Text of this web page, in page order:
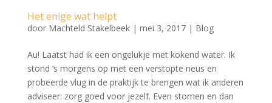
Het enige wat helpt
door Machteld Stakelbeek| mei 3, 2017| Blog
Au! Laatst had ik een ongelukje met kokend water. Ik
stond ‘s morgens op met een verstopte neus en
probeerde vlug in de praktijk te brengen wat ik anderen
adviseer: zorg goed voor jezelf. Even stomen en dan